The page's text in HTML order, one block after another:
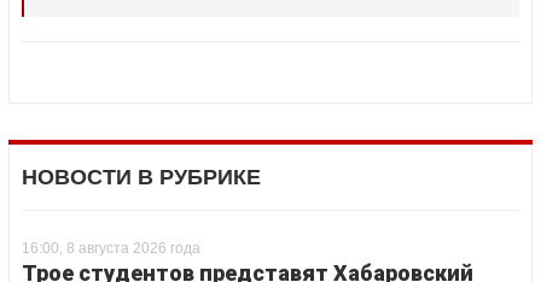
НОВОСТИ В РУБРИКЕ
16:00, 8 августа 2026 года
Трое студентов представят Хабаровский